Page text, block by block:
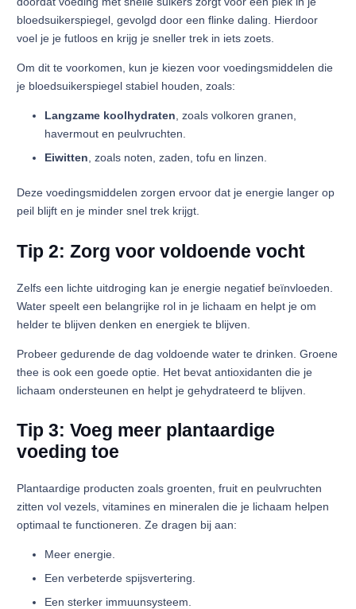
bloedsuikerspiegel, gevolgd door een flinke daling. Hierdoor
voel je je futloos en krijg je sneller trek in iets zoets.
Om dit te voorkomen, kun je kiezen voor voedingsmiddelen die
je bloedsuikerspiegel stabiel houden, zoals:
Langzame koolhydraten, zoals volkoren granen,
havermout en peulvruchten.
Eiwitten, zoals noten, zaden, tofu en linzen.
Deze voedingsmiddelen zorgen ervoor dat je energie langer op
peil blijft en je minder snel trek krijgt.
Tip 2: Zorg voor voldoende vocht
Zelfs een lichte uitdroging kan je energie negatief beïnvloeden.
Water speelt een belangrijke rol in je lichaam en helpt je om
helder te blijven denken en energiek te blijven.
Probeer gedurende de dag voldoende water te drinken. Groene
thee is ook een goede optie. Het bevat antioxidanten die je
lichaam ondersteunen en helpt je gehydrateerd te blijven.
Tip 3: Voeg meer plantaardige
voeding toe
Plantaardige producten zoals groenten, fruit en peulvruchten
zitten vol vezels, vitamines en mineralen die je lichaam helpen
optimaal te functioneren. Ze dragen bij aan:
Meer energie.
Een verbeterde spijsvertering.
Een sterker immuunsysteem.